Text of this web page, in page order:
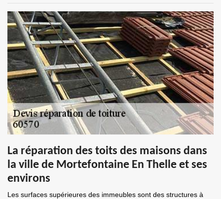
La réparation des toits des maisons dans
la ville de Mortefontaine En Thelle et ses
environs
Les surfaces supérieures des immeubles sont des structures à